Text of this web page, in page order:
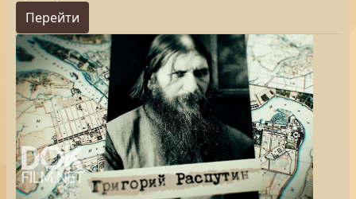
Перейти